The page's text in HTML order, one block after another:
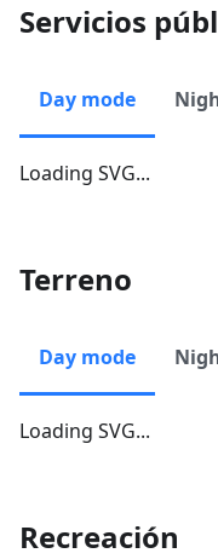
Servicios
Day mode
Loading SVG...
Terreno
Day mode
Loading SVG...
Recreación